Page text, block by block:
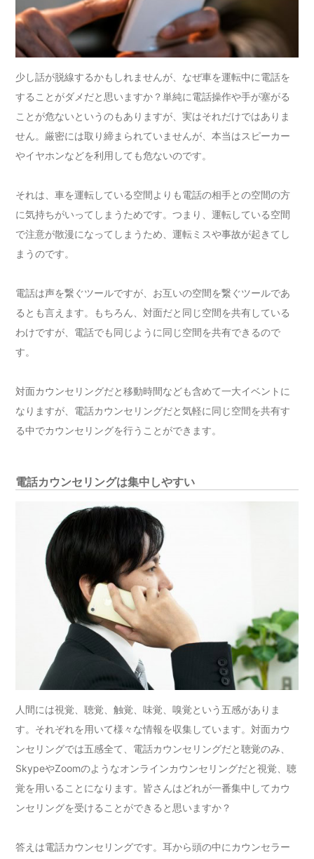
少し話が脱線するかもしれませんが、なぜ車を運転中に電話を
することがダメだと思いますか？単純に電話操作や手が塞がる
ことが危ないというのもありますが、実はそれだけではありま
せん。厳密には取り締まられていませんが、本当はスピーカー
やイヤホンなどを利用しても危ないのです。
それは、車を運転している空間よりも電話の相手との空間の方
に気持ちがいってしまうためです。つまり、運転している空間
で注意が散漫になってしまうため、運転ミスや事故が起きてし
まうのです。
電話は声を繋ぐツールですが、お互いの空間を繋ぐツールであ
るとも言えます。もちろん、対面だと同じ空間を共有している
わけですが、電話でも同じように同じ空間を共有できるので
す。
対面カウンセリングだと移動時間なども含めて一大イベントに
なりますが、電話カウンセリングだと気軽に同じ空間を共有す
る中でカウンセリングを行うことができます。
電話カウンセリングは集中しやすい
人間には視覚、聴覚、触覚、味覚、嗅覚という五感がありま
す。それぞれを用いて様々な情報を収集しています。対面カウ
ンセリングでは五感全て、電話カウンセリングだと聴覚のみ、
SkypeやZoomのようなオンラインカウンセリングだと視覚、聴
覚を用いることになります。皆さんはどれが一番集中してカウ
ンセリングを受けることができると思いますか？
答えは電話カウンセリングです。耳から頭の中にカウンセラー